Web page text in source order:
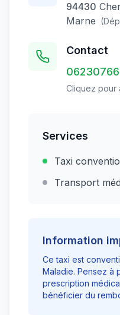
94430
Marne
Contact
Cliquez pour
Services
Taxi
Transport
Information
Ce taxi est
Maladie. Pensez à
prescription
bénéficier du